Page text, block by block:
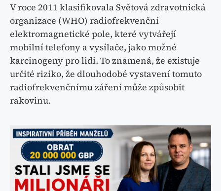
V roce 2011 klasifikovala Světová zdravotnická
organizace (WHO) radiofrekvenční
elektromagnetické pole, které vytvářejí
mobilní telefony a vysílače, jako možné
karcinogeny pro lidi. To znamená, že existuje
určité riziko, že dlouhodobé vystavení tomuto
radiofrekvenčnímu záření může způsobit
rakovinu.